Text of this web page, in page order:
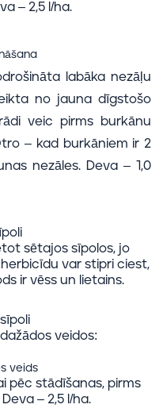
– 2,5 l/ha.
labāka nezāļu
no jauna dīgstošo
veic pirms burkānu
– kad burkāniem ir 2
nezāles. Deva – 1,0
sētajos sīpolos, jo
var stipri ciest,
ir vēss un lietains.
veidos:
veids
pēc stādīšanas, pirms
– 2,5 l/ha.